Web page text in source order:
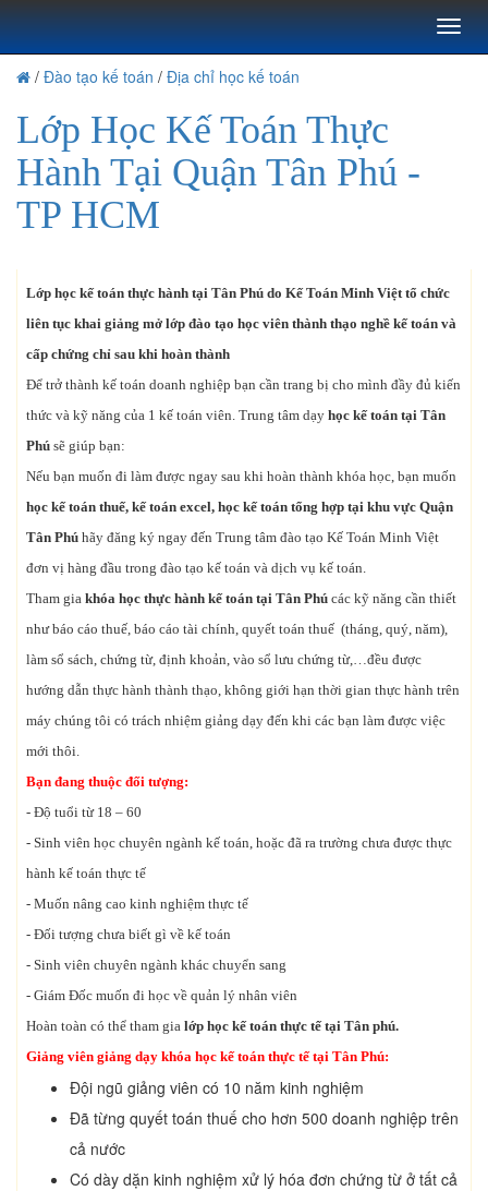
Toggle
/ Đào tạo kế toán / Địa chỉ học kế toán
Lớp Học Kế Toán Thực
Hành Tại Quận Tân Phú -
TP HCM
Lớp học kế toán thực hành tại Tân Phú do Kế Toán Minh Việt tổ chức
liên tục khai giảng mở lớp đào tạo học viên thành thạo nghề kế toán và
cấp chứng chỉ sau khi hoàn thành
Để trở thành kế toán doanh nghiệp bạn cần trang bị cho mình đầy đủ kiến
thức và kỹ năng của 1 kế toán viên. Trung tâm dạy học kế toán tại Tân
Phú sẽ giúp bạn:
Nếu bạn muốn đi làm được ngay sau khi hoàn thành khóa học, bạn muốn
học kế toán thuế, kế toán excel, học kế toán tổng hợp tại khu vực Quận
Tân Phú hãy đăng ký ngay đến Trung tâm đào tạo Kế Toán Minh Việt
đơn vị hàng đầu trong đào tạo kế toán và dịch vụ kế toán.
Tham gia khóa học thực hành kế toán tại Tân Phú các kỹ năng cần thiết
như báo cáo thuế, báo cáo tài chính, quyết toán thuế (tháng, quý, năm),
làm sổ sách, chứng từ, định khoản, vào sổ lưu chứng từ,…đều được
hướng dẫn thực hành thành thạo, không giới hạn thời gian thực hành trên
máy chúng tôi có trách nhiệm giảng dạy đến khi các bạn làm được việc
mới thôi.
Bạn đang thuộc đối tượng:
- Độ tuổi từ 18 – 60
- Sinh viên học chuyên ngành kế toán, hoặc đã ra trường chưa được thực
hành kế toán thực tế
- Muốn nâng cao kinh nghiệm thực tế
- Đối tượng chưa biết gì về kế toán
- Sinh viên chuyên ngành khác chuyển sang
- Giám Đốc muốn đi học về quản lý nhân viên
Hoàn toàn có thể tham gia lớp học kế toán thực tế tại Tân phú.
Giảng viên giảng dạy khóa học kế toán thực tế tại Tân Phú:
Đội ngũ giảng viên có 10 năm kinh nghiệm
Đã từng quyết toán thuế cho hơn 500 doanh nghiệp trên
cả nước
Có dày dặn kinh nghiệm xử lý hóa đơn chứng từ ở tất cả